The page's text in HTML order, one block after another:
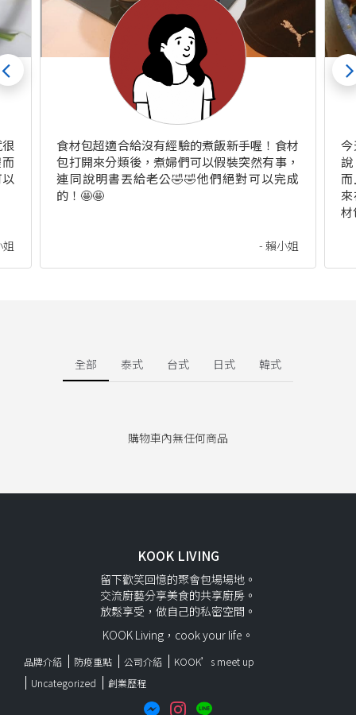
姐
食材包超適合給沒有經驗的煮飯新手喔！食材
包打開來分類後，煮婦們可以假裝突然有事，
連同說明書丟給老公🤣🤣他們絕對可以完成
的！🤩🤩
- 賴小姐
材
全部 泰式 台式 日式 韓式
購物車內無任何商品
KOOK LIVING
留下歡笑回憶的聚會包場場地。
交流廚藝分享美食的共享廚房。
放鬆享受，做自己的私密空間。
KOOK Living，cook your life。
品牌介紹 防疫重點 公司介紹
KOOK’s meet up
Uncategorized
創業歷程